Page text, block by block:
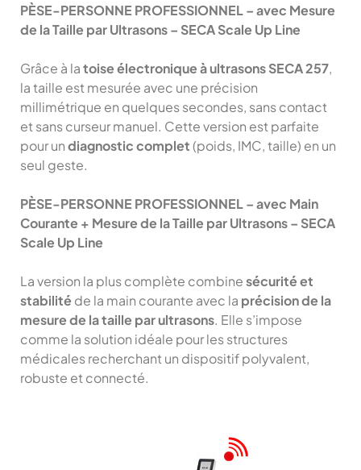
PÈSE-PERSONNE PROFESSIONNEL – avec Mesure
de la Taille par Ultrasons – SECA Scale Up Line
Grâce à latoise électronique à ultrasons SECA 257,
la taille est mesurée avec une précision
millimétrique en quelques secondes, sans contact
et sans curseur manuel. Cette version est parfaite
pour undiagnostic complet(poids, IMC, taille) en un
seul geste.
PÈSE-PERSONNE PROFESSIONNEL – avec Main
Courante + Mesure de la Taille par Ultrasons – SECA
Scale Up Line
La version la plus complète combinesécurité et
stabilité de la main courante avec la précision de la
mesure de la taille par ultrasons. Elle s’impose
comme la solution idéale pour les structures
médicales recherchant un dispositif polyvalent,
robuste et connecté.